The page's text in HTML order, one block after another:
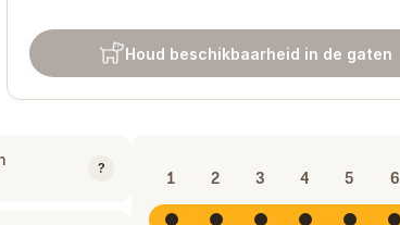
Houd beschikbaarheid in de gaten
?
1 2 3 4 5 6